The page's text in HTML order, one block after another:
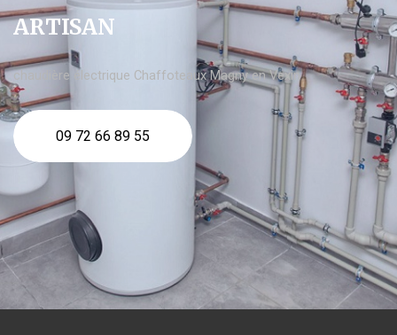
ARTISAN
chaudière électrique Chaffoteaux Magny en Vexin
09 72 66 89 55